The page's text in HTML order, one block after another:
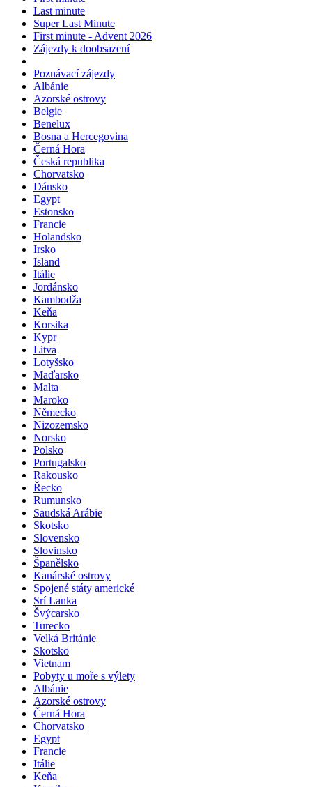
Last minute
Super Last Minute
First minute - Advent 2026
Zájezdy k doobsazení
Poznávací zájezdy
Albánie
Azorské ostrovy
Belgie
Benelux
Bosna a Hercegovina
Černá Hora
Česká republika
Chorvatsko
Dánsko
Egypt
Estonsko
Francie
Holandsko
Irsko
Island
Itálie
Jordánsko
Kambodža
Keňa
Korsika
Kypr
Litva
Lotyšsko
Maďarsko
Malta
Maroko
Německo
Nizozemsko
Norsko
Polsko
Portugalsko
Rakousko
Řecko
Rumunsko
Saudská Arábie
Skotsko
Slovensko
Slovinsko
Španělsko
Kanárské ostrovy
Spojené státy americké
Srí Lanka
Švýcarsko
Turecko
Velká Británie
Skotsko
Vietnam
Pobyty u moře s výlety
Albánie
Azorské ostrovy
Černá Hora
Chorvatsko
Egypt
Francie
Itálie
Keňa